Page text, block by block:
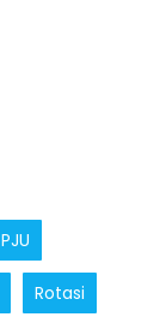
PJU
Rotasi